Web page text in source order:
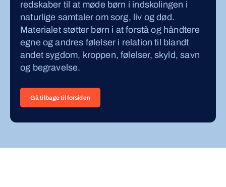
redskaber til at møde børn i indskolingen i
naturlige samtaler om sorg, liv og død.
Materialet støtter børn i at forstå og håndtere
egne og andres følelser i relation til blandt
andet sygdom, kroppen, følelser, skyld, savn
og begravelse.
Gå tilbage til forsiden